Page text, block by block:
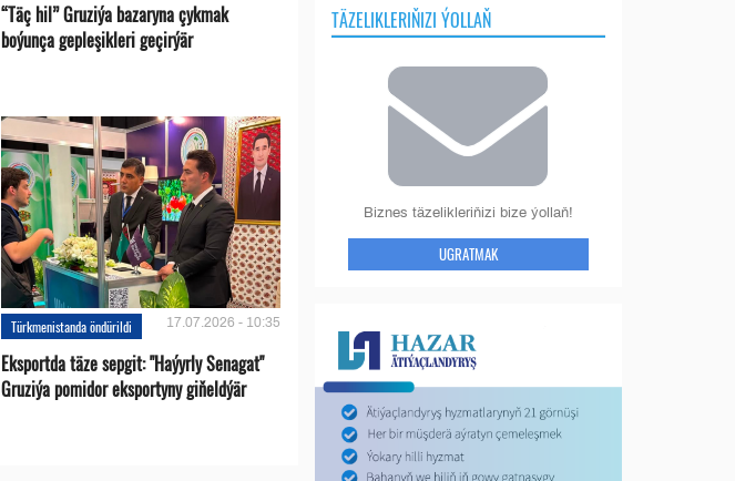
“Täç hil” Gruziýa bazaryna çykmak
boýunça gepleşikleri geçirýär
Türkmenistanda öndürildi 17.07.2026 - 10:35
Eksportda täze sepgit: "Haýyrly Senagat"
Gruziýa pomidor eksportyny giňeldýär
TÄZELIKLERIŇIZI ÝOLLAŇ
Biznes täzelikleriňizi bize ýollaň!
UGRATMAK